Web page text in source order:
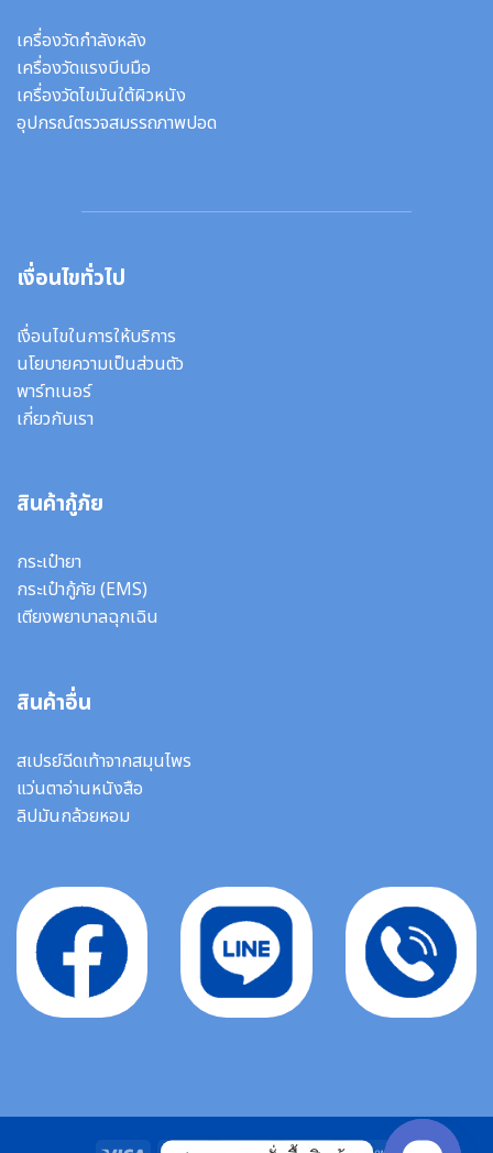
เครื่องวัดกำลังหลัง
เครื่องวัดแรงบีบมือ
เครื่องวัดไขมันใต้ผิวหนัง
อุปกรณ์ตรวจสมรรถภาพปอด
เงื่อนไขทั่วไป
เงื่อนไขในการให้บริการ
นโยบายความเป็นส่วนตัว
พาร์ทเนอร์
เกี่ยวกับเรา
สินค้ากู้ภัย
กระเป๋ายา
กระเป๋ากู้ภัย (EMS)
เตียงพยาบาลฉุกเฉิน
สินค้าอื่น
สเปรย์ฉีดเท้าจากสมุนไพร
แว่นตาอ่านหนังสือ
ลิปมันกล้วยหอม